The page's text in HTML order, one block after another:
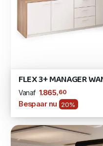
FLEX 3+ MANAGER
Vanaf 1.865,60
Bespaar nu 20%